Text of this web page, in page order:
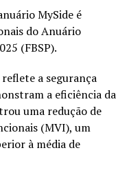
MySide é
do Anuário
(FBSP).
a segurança
a eficiência da
uma redução de
(MVI), um
à média de